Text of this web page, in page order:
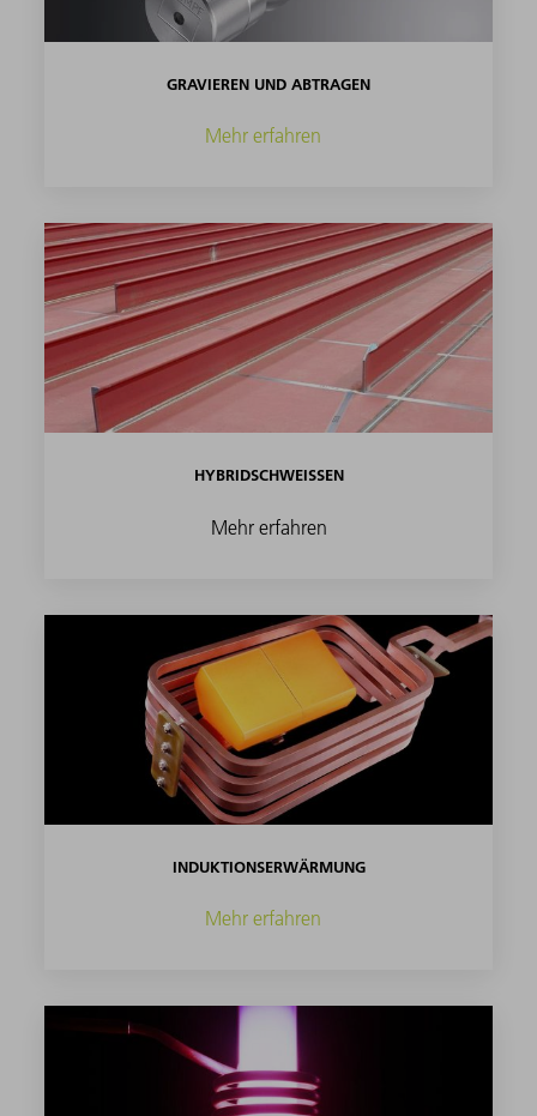
GRAVIEREN UND ABTRAGEN
Mehr erfahren
HYBRIDSCHWEISSEN
Mehr erfahren
INDUKTIONSERWÄRMUNG
Mehr erfahren